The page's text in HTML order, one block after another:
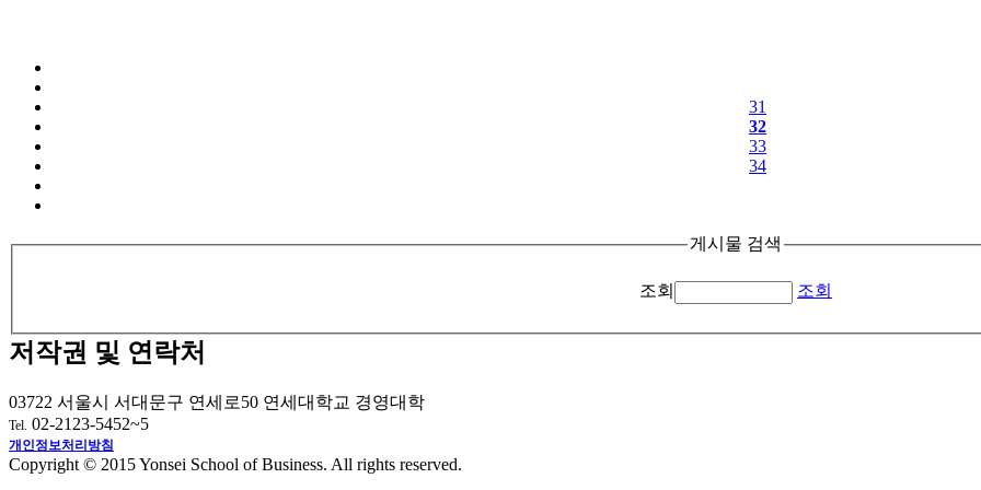
31
32
33
34
게시물 검색
조회 조회
저작권 및 연락처
03722 서울시 서대문구 연세로50 연세대학교 경영대학
Tel. 02-2123-5452~5
개인정보처리방침
Copyright © 2015 Yonsei School of Business. All rights reserved.